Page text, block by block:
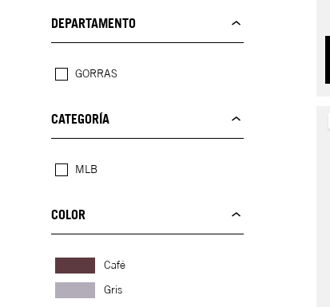
DEPARTAMENTO
GORRAS
CATEGORÍA
MLB
COLOR
Café
Gris